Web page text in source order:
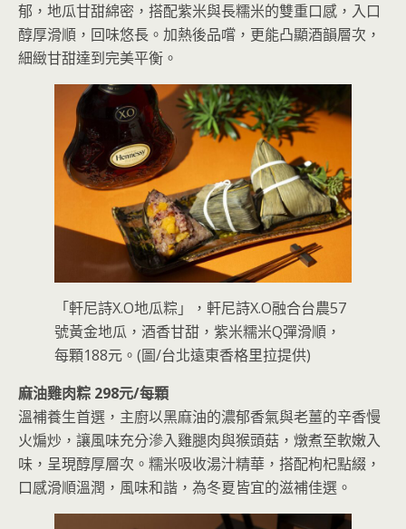
郁，地瓜甘甜綿密，搭配紫米與長糯米的雙重口感，入口
醇厚滑順，回味悠長。加熱後品嚐，更能凸顯酒韻層次，
細緻甘甜達到完美平衡。
「軒尼詩X.O地瓜粽」，軒尼詩X.O融合台農57
號黃金地瓜，酒香甘甜，紫米糯米Q彈滑順，
每顆188元。(圖/台北遠東香格里拉提供)
麻油雞肉粽 298元/每顆
溫補養生首選，主廚以黑麻油的濃郁香氣與老薑的辛香慢
火煸炒，讓風味充分滲入雞腿肉與猴頭菇，燉煮至軟嫩入
味，呈現醇厚層次。糯米吸收湯汁精華，搭配枸杞點綴，
口感滑順溫潤，風味和諧，為冬夏皆宜的滋補佳選。